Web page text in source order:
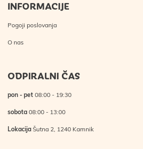
INFORMACIJE
Pogoji poslovanja
O nas
ODPIRALNI ČAS
pon - pet 08:00 - 19:30
sobota 08:00 - 13:00
Lokacija Šutna 2, 1240 Kamnik